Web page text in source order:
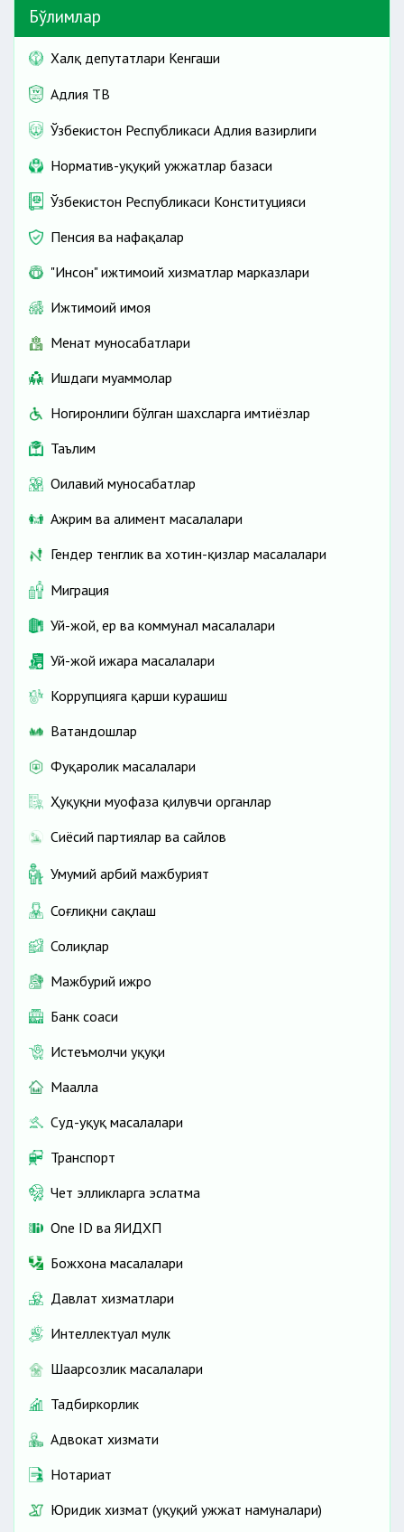
Бўлимлар
Халқ депутатлари Кенгаши
Адлия ТВ
Ўзбекистон Республикаси Адлия вазирлиги
Норматив-ҳуқуқий ҳужжатлар базаси
Ўзбекистон Республикаси Конституцияси
Пенсия ва нафақалар
"Инсон" ижтимоий хизматлар марказлари
Ижтимоий ҳимоя
Меҳнат муносабатлари
Ишдаги муаммолар
Ногиронлиги бўлган шахсларга имтиёзлар
Таълим
Оилавий муносабатлар
Ажрим ва алимент масалалари
Гендер тенглик ва хотин-қизлар масалалари
Миграция
Уй-жой, ер ва коммунал масалалари
Уй-жой ижара масалалари
Коррупцияга қарши курашиш
Ватандошлар
Фуқаролик масалалари
Ҳуқуқни муҳофаза қилувчи органлар
Сиёсий партиялар ва сайлов
Умумий ҳарбий мажбурият
Соғлиқни сақлаш
Солиқлар
Мажбурий ижро
Банк соҳаси
Истеъмолчи ҳуқуқи
Маҳалла
Суд-ҳуқуқ масалалари
Транспорт
Чет элликларга эслатма
One ID ва ЯИДХП
Божхона масалалари
Давлат хизматлари
Интеллектуал мулк
Шаҳарсозлик масалалари
Тадбиркорлик
Адвокат хизмати
Нотариат
Юридик хизмат (ҳуқуқий ҳужжат намуналари)